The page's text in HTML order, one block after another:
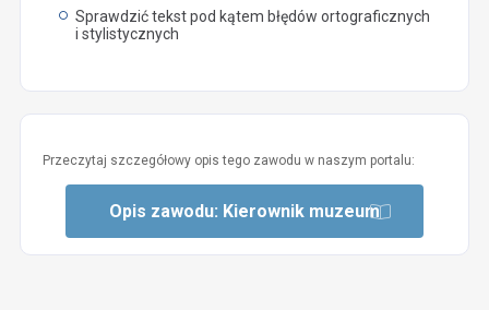
Sprawdzić tekst pod kątem błędów ortograficznych
i stylistycznych
Przeczytaj szczegółowy opis tego zawodu w naszym portalu:
Opis zawodu: Kierownik muzeum